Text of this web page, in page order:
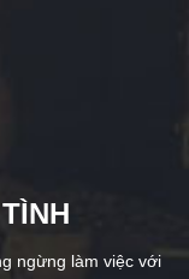
ngừng làm việc với